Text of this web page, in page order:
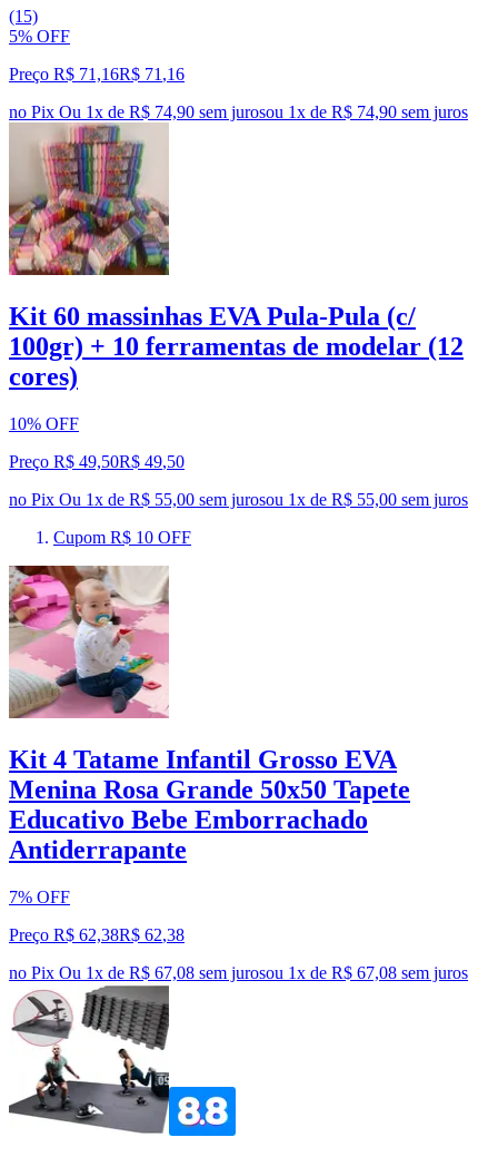
(15)
5% OFF
Preço R$ 71,16R$ 71 ,16
no Pix Ou 1x de R$ 74,90 sem jurosou 1x de R$ 74,90 sem juros
Kit 60 massinhas EVA Pula-Pula (c/
100gr) + 10 ferramentas de modelar (12
cores)
10% OFF
Preço R$ 49,50R$ 49,50
no Pix Ou 1x de R$ 55,00 sem jurosou 1x de R$ 55,00 sem juros
Cupom R$ 10 OFF
Kit 4 Tatame Infantil Grosso EVA
Menina Rosa Grande 50x50 Tapete
Educativo Bebe Emborrachado
Antiderrapante
7% OFF
Preço R$ 62,38R$ 62,38
no Pix Ou 1x de R$ 67,08 sem jurosou 1x de R$ 67,08 sem juros